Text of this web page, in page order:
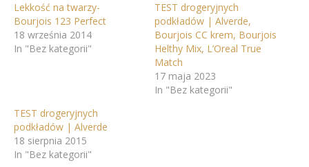
Lekkość na twarzy-
Bourjois 123 Perfect
18 września 2014
In "Bez kategorii"
TEST drogeryjnych
podkładów | Alverde,
Bourjois CC krem, Bourjois
Helthy Mix, L’Oreal True
Match
17 maja 2023
In "Bez kategorii"
TEST drogeryjnych
podkładów | Alverde
18 sierpnia 2015
In "Bez kategorii"